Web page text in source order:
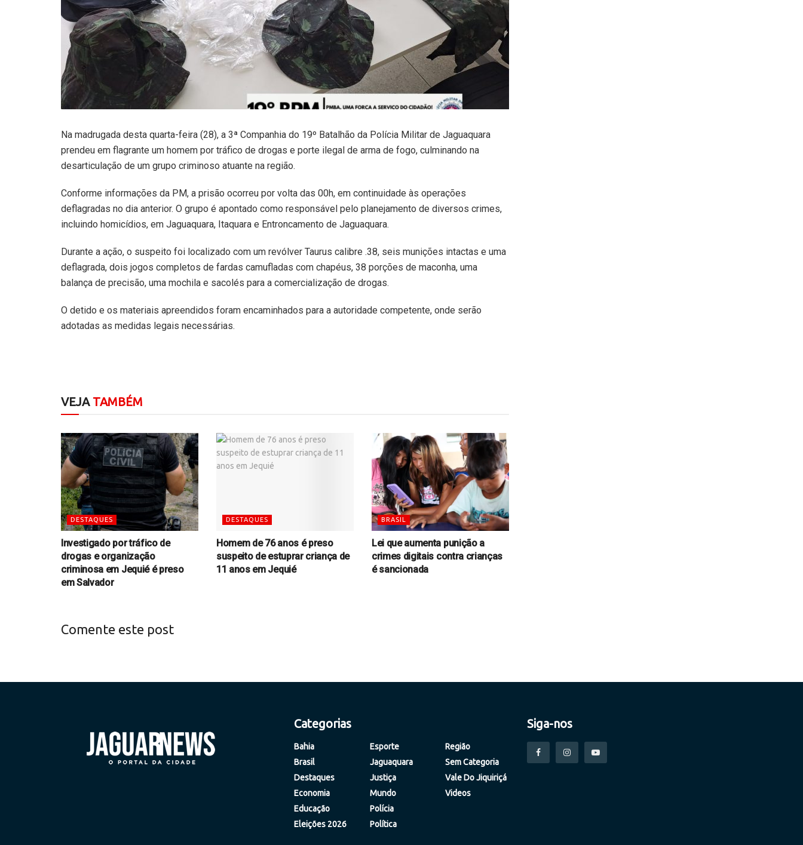
Na madrugada desta quarta-feira (28), a 3ª Companhia do 19º Batalhão da Polícia Militar de Jaguaquara
prendeu em flagrante um homem por tráfico de drogas e porte ilegal de arma de fogo, culminando na
desarticulação de um grupo criminoso atuante na região.
Conforme informações da PM, a prisão ocorreu por volta das 00h, em continuidade às operações
deflagradas no dia anterior. O grupo é apontado como responsável pelo planejamento de diversos crimes,
incluindo homicídios, em Jaguaquara, Itaquara e Entroncamento de Jaguaquara.
Durante a ação, o suspeito foi localizado com um revólver Taurus calibre .38, seis munições intactas e uma
deflagrada, dois jogos completos de fardas camufladas com chapéus, 38 porções de maconha, uma
balança de precisão, uma mochila e sacolés para a comercialização de drogas.
O detido e os materiais apreendidos foram encaminhados para a autoridade competente, onde serão
adotadas as medidas legais necessárias.
VEJATAMBÉM
DESTAQUES
Investigado por tráfico de
drogas e organização
criminosa em Jequié é preso
em Salvador
DESTAQUES
Homem de 76 anos é preso
suspeito de estuprar criança de
11 anos em Jequié
BRASIL
Lei que aumenta punição a
crimes digitais contra crianças
é sancionada
Comente este post
Categorias
Bahia
Brasil
Destaques
Economia
Educação
Eleições 2026
Esporte
Jaguaquara
Justiça
Mundo
Polícia
Política
Região
Sem Categoria
Vale Do Jiquiriçá
Videos
Siga-nos